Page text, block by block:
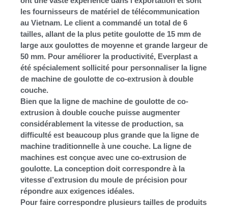
les fournisseurs de matériel de télécommunication
au Vietnam. Le client a commandé un total de 6
tailles, allant de la plus petite goulotte de 15 mm de
large aux goulottes de moyenne et grande largeur de
50 mm. Pour améliorer la productivité, Everplast a
été spécialement sollicité pour personnaliser la ligne
de machine de goulotte de co-extrusion à double
couche.
Bien que la ligne de machine de goulotte de co-
extrusion à double couche puisse augmenter
considérablement la vitesse de production, sa
difficulté est beaucoup plus grande que la ligne de
machine traditionnelle à une couche. La ligne de
machines est conçue avec une co-extrusion de
goulotte. La conception doit correspondre à la
vitesse d’extrusion du moule de précision pour
répondre aux exigences idéales.
Pour faire correspondre plusieurs tailles de produits